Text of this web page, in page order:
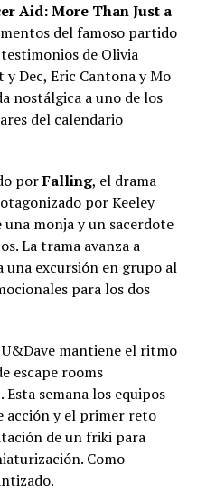
Aid: More Than Just a
del famoso partido
de Olivia
Dec, Eric Cantona y Mo
nostálgica a uno de los
del calendario
porFalling, el drama
por Keeley
una monja y un sacerdote
La trama avanza a
una excursión en grupo al
para los dos
mantiene el ritmo
escape rooms
semana los equipos
acción y el primer reto
de un friki para
Como